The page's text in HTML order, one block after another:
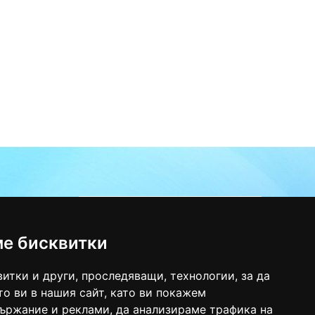
бисквитки
и други, проследяващи, технологии, за да
ви в нашия сайт, като ви покажем
и реклами, да анализираме трафика на